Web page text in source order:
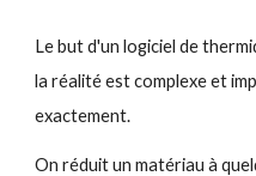
Le but d'un logiciel de
la réalité est complexe et
exactement.
On réduit un matériau à